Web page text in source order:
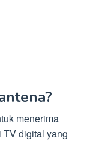
menerima
digital yang